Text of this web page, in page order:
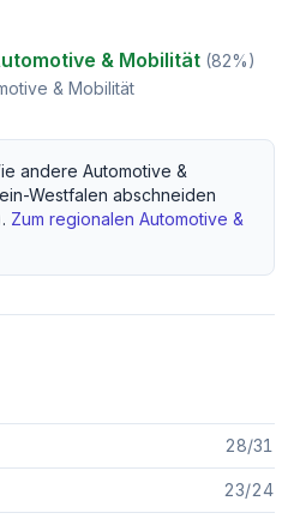
& Mobilität (82%)
& Mobilität
andere Automotive &
Westfalen abschneiden
Zum regionalen Automotive &
28/31
23/24